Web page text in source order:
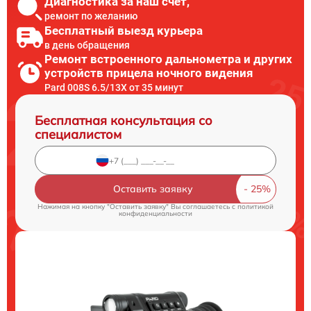
ремонт по желанию
Бесплатный выезд курьера
в день обращения
Ремонт встроенного дальнометра и других
устройств прицела ночного видения
Pard 008S 6.5/13X от 35 минут
Бесплатная консультация со
специалистом
Оставить заявку
Нажимая на кнопку "Оставить заявку" Вы соглашаетесь c политикой
конфиденциальности